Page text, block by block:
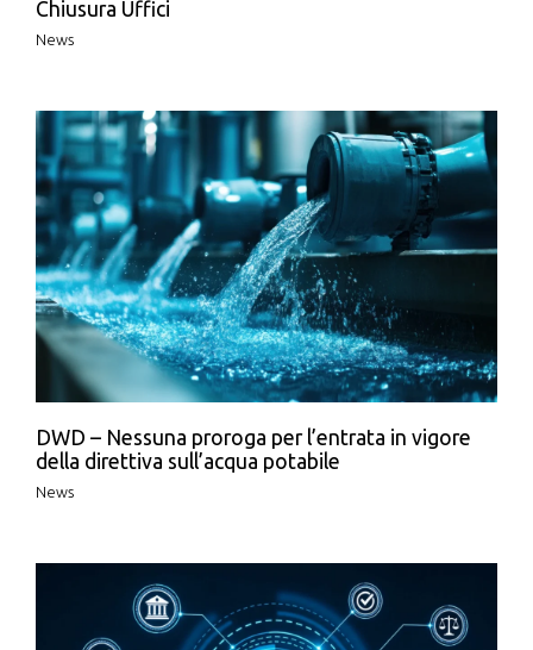
Chiusura Uffici
News
DWD – Nessuna proroga per l’entrata in vigore
della direttiva sull’acqua potabile
News